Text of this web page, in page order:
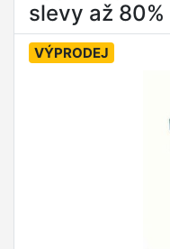
slevy až 80%
VÝPRODEJ